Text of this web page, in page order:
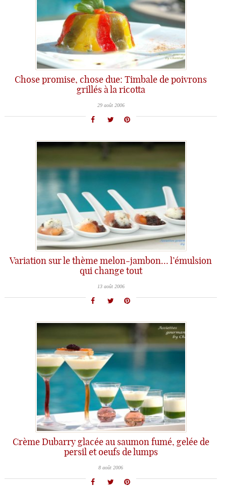
Chose promise, chose due: Timbale de poivrons
grillés à la ricotta
29 août 2006
Variation sur le thème melon-jambon… l’émulsion
qui change tout
13 août 2006
Crème Dubarry glacée au saumon fumé, gelée de
persil et oeufs de lumps
8 août 2006